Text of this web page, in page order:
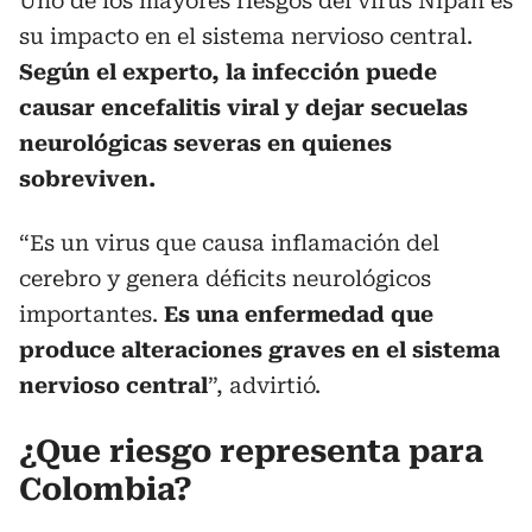
su impacto en el sistema nervioso central.
Según el experto, la infección puede
causar encefalitis viral y dejar secuelas
neurológicas severas en quienes
sobreviven.
“Es un virus que causa inflamación del
cerebro y genera déficits neurológicos
importantes. Es una enfermedad que
produce alteraciones graves en el sistema
nervioso central”, advirtió.
¿Que riesgo representa para
Colombia?